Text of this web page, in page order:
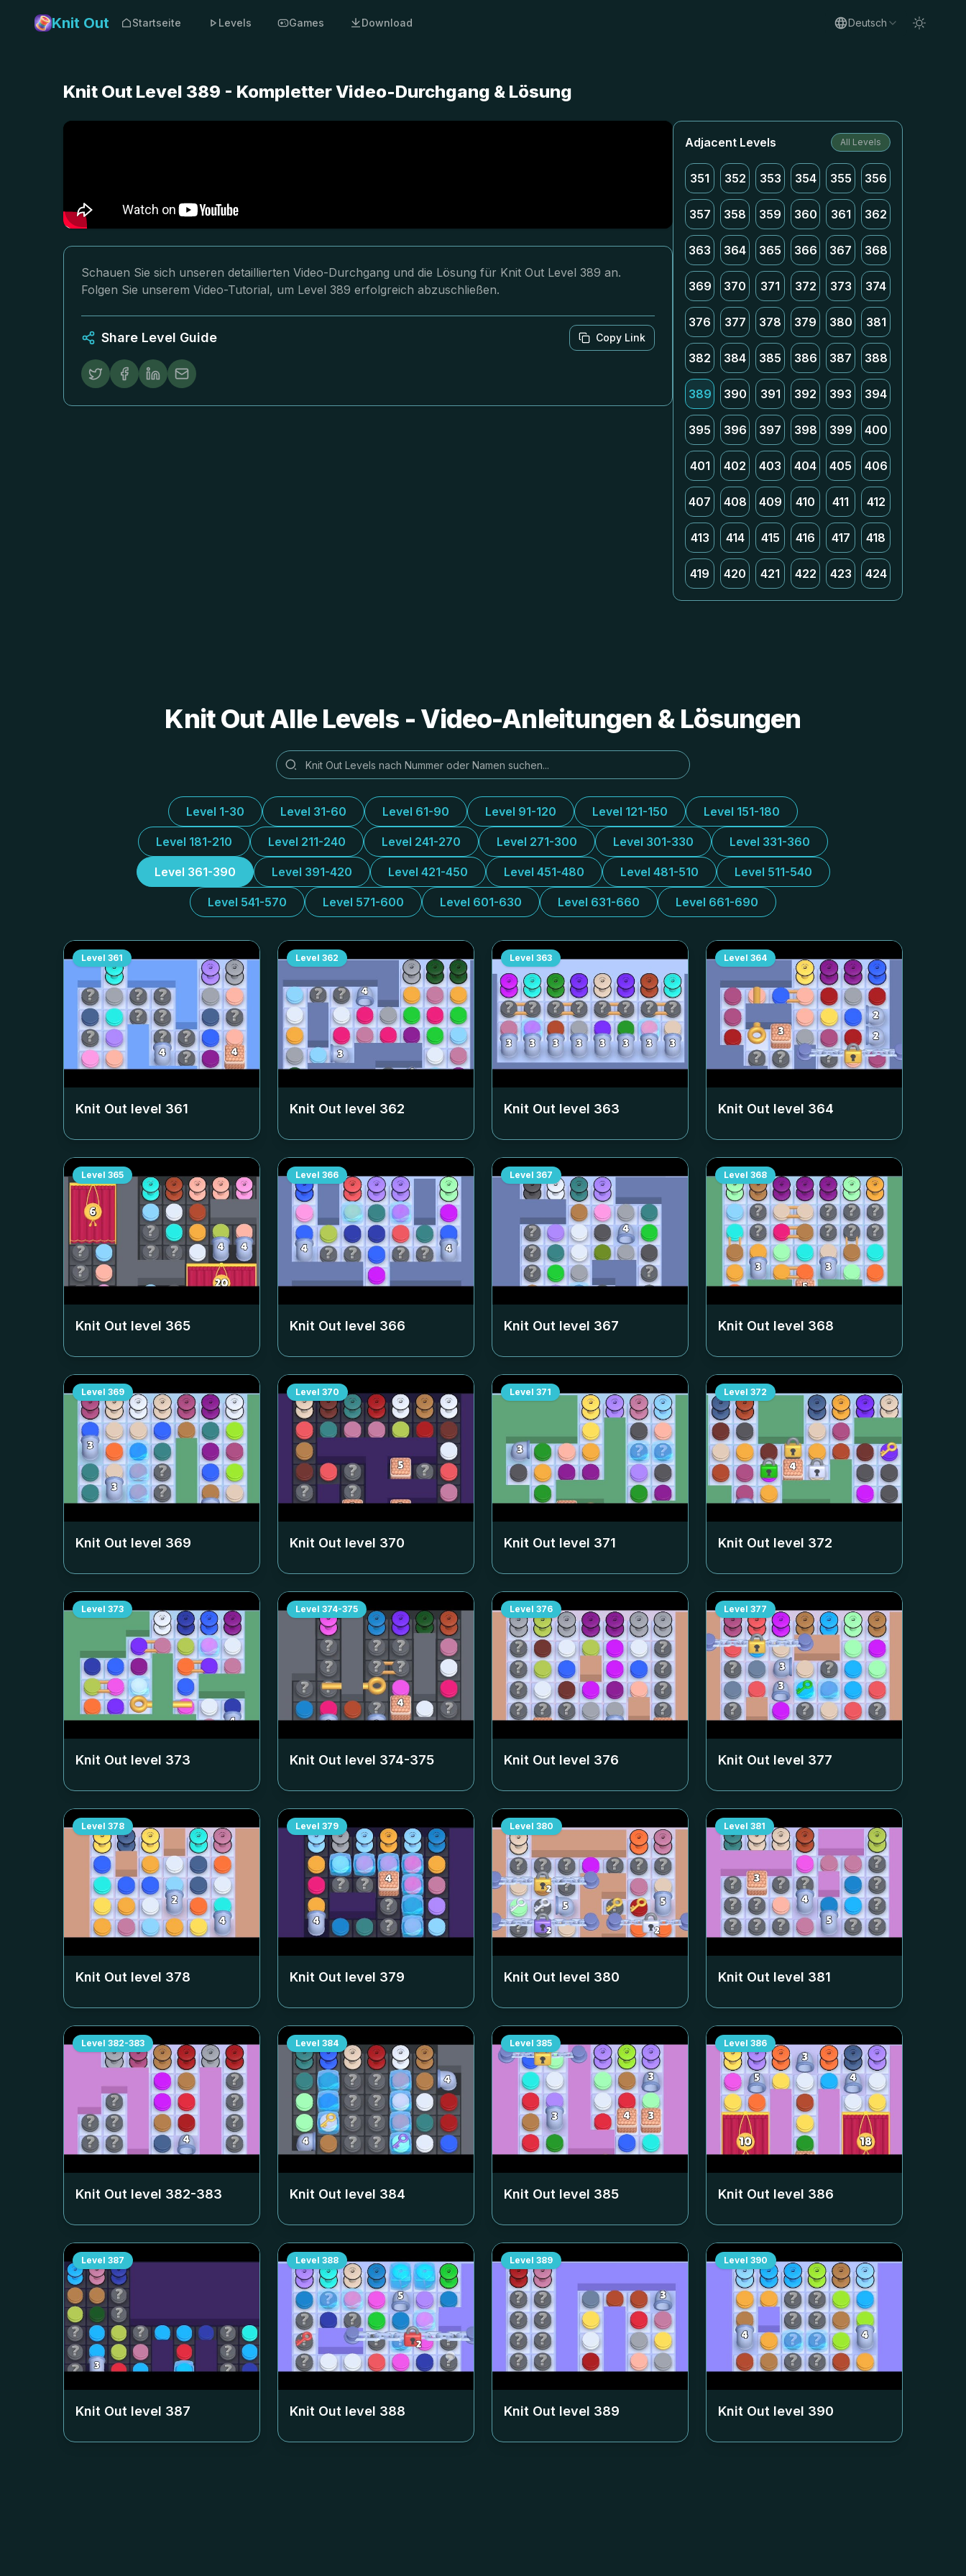
Knit Out Startseite Levels Games Download Deutsch
Knit Out Level 389 - Kompletter Video-Durchgang & Lösung
Schauen Sie sich unseren detaillierten Video-Durchgang und die Lösung für Knit Out Level 389 an.
Folgen Sie unserem Video-Tutorial, um Level 389 erfolgreich abzuschließen.
Share Level Guide Copy Link
Adjacent Levels All Levels
351 352 353 354 355 356
357 358 359 360 361 362
363 364 365 366 367 368
369 370 371 372 373 374
376 377 378 379 380 381
382 384 385 386 387 388
389 390 391 392 393 394
395 396 397 398 399 400
401 402 403 404 405 406
407 408 409 410 411 412
413 414 415 416 417 418
419 420 421 422 423 424
Knit Out Alle Levels - Video-Anleitungen & Lösungen
Level 1-30 Level 31-60 Level 61-90 Level 91-120 Level 121-150 Level 151-180
Level 181-210 Level 211-240 Level 241-270 Level 271-300 Level 301-330 Level 331-360
Level 361-390 Level 391-420 Level 421-450 Level 451-480 Level 481-510 Level 511-540
Level 541-570 Level 571-600 Level 601-630 Level 631-660 Level 661-690
Level 361
Knit Out level 361
Level 362
Knit Out level 362
Level 363
Knit Out level 363
Level 364
Knit Out level 364
Level 365
Knit Out level 365
Level 366
Knit Out level 366
Level 367
Knit Out level 367
Level 368
Knit Out level 368
Level 369
Knit Out level 369
Level 370
Knit Out level 370
Level 371
Knit Out level 371
Level 372
Knit Out level 372
Level 373
Knit Out level 373
Level 374-375
Knit Out level 374-375
Level 376
Knit Out level 376
Level 377
Knit Out level 377
Level 378
Knit Out level 378
Level 379
Knit Out level 379
Level 380
Knit Out level 380
Level 381
Knit Out level 381
Level 382-383
Knit Out level 382-383
Level 384
Knit Out level 384
Level 385
Knit Out level 385
Level 386
Knit Out level 386
Level 387
Knit Out level 387
Level 388
Knit Out level 388
Level 389
Knit Out level 389
Level 390
Knit Out level 390